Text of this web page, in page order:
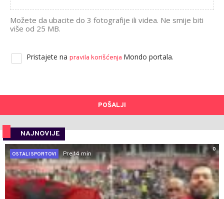
Možete da ubacite do 3 fotografije ili videa. Ne smije biti
više od 25 MB.
Pristajete na pravila korišćenja Mondo portala.
POŠALJI
NAJNOVIJE
0
OSTALI SPORTOVI
Pre 14 min